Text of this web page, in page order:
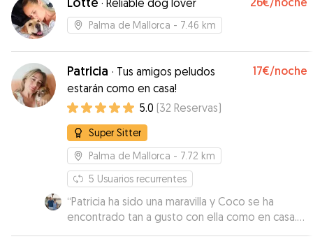
como estaba Mía. Fue super cariñosa con ella y
además hacia por contentarla: la llevaba al
triste el día que se separó de ella 🤣🤣🤣. Sin
duda confiaría en ella si necesito cuidadora en
otro momento!”
· Reliable dog lover
Palma de Mallorca - 7.46 km
Patricia · Tus amigos peludos
estarán como en casa!
17€/noche
5.0 (32 Reservas)
Super Sitter
Palma de Mallorca - 7.72 km
5 Usuarios recurrentes
“Patricia ha sido una maravilla y Coco se ha
encontrado tan a gusto con ella como en casa.
Gracias Patri! Estamos felices de haberte